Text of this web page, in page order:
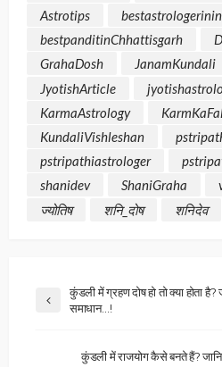
Astrotips
bestpanditinChhattisgarh
GrahaDosh
JanamKundali
JyotishArticle
KarmaAstrology
KundaliVishleshan
pstripathiastrologer
shanidev
ShaniGraha
ज्योतिष
शनि_दोष शनिदेव
कुंडली में ग्रहण दोष हो तो क्या होता
समाधान…!
कुंडली में राजयोग कैसे बनते हैं?